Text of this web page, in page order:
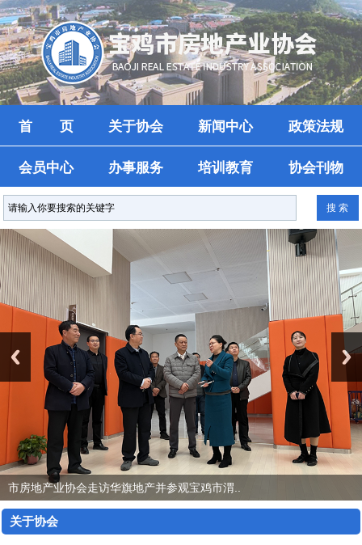
首 页 关于协会 新闻中心 政策法规
会员中心 办事服务 培训教育 协会刊物
市房地产业协会走访华旗地产并参观宝鸡市渭..
Next
关于协会